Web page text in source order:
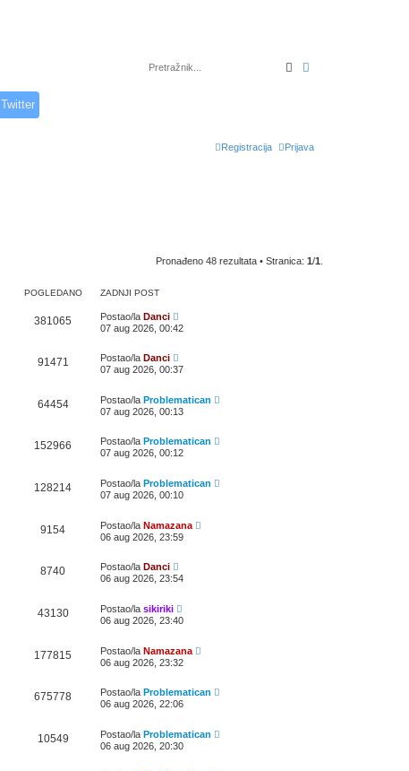
Pretražnik
Twitter
Prijava
Registracija
Pronađeno 48 rezultata • Stranica: 1/1
POGLEDANO ZADNJI POST
381065 Postao/la Danci
07 aug 2026, 00:42
91471 Postao/la Danci
07 aug 2026, 00:37
64454 Postao/la Problematican
07 aug 2026, 00:13
152966 Postao/la Problematican
07 aug 2026, 00:12
128214 Postao/la Problematican
07 aug 2026, 00:10
9154 Postao/la Namazana
06 aug 2026, 23:59
8740 Postao/la Danci
06 aug 2026, 23:54
43130 Postao/la sikiriki
06 aug 2026, 23:40
177815 Postao/la Namazana
06 aug 2026, 23:32
675778 Postao/la Problematican
06 aug 2026, 22:06
10549 Postao/la Problematican
06 aug 2026, 20:30